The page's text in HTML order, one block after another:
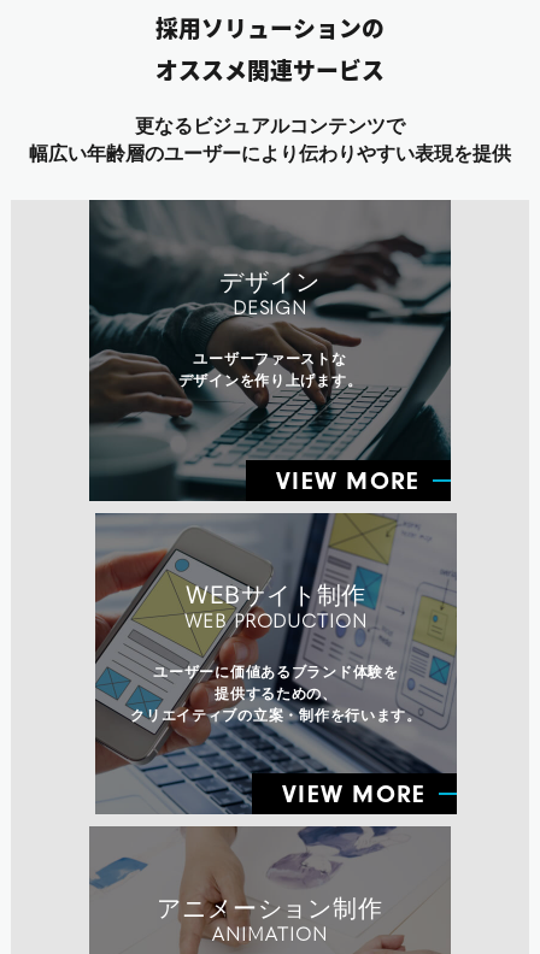
採用ソリューションの
オススメ関連サービス
更なるビジュアルコンテンツで
幅広い年齢層のユーザーにより伝わりやすい表現を提供
デザイン
DESIGN
ユーザーファーストな
デザインを作り上げます。
VIEW MORE
WEBサイト制作
WEB PRODUCTION
ユーザーに価値あるブランド体験を
提供するための、
クリエイティブの立案・制作を行います。
VIEW MORE
アニメーション制作
ANIMATION